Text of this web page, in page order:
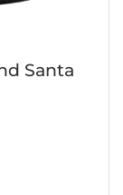
Santa